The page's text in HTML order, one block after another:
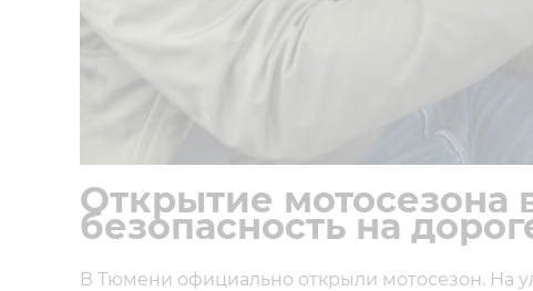
Открытие мотосезона
безопасность на
В Тюмени официально открыли мотосезон. На